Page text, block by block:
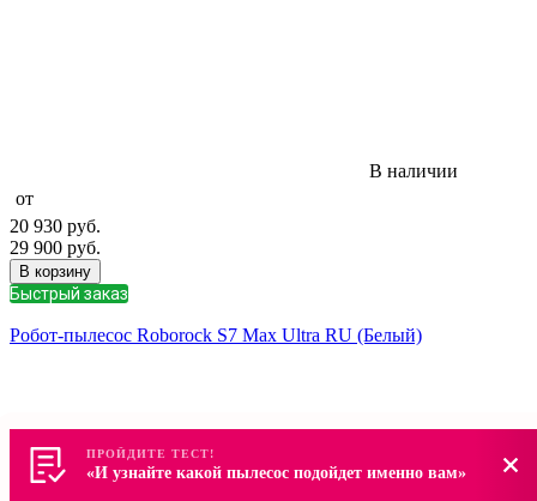
В наличии
от
20 930 руб.
29 900 руб.
В корзину
Быстрый заказ
Робот-пылесос Roborock S7 Max Ultra RU (Белый)
ПРОЙДИТЕ ТЕСТ!
«И узнайте какой пылесос подойдет именно вам»
ПРОЙДИТЕ ТЕСТ!
«И узнайте какой пылесос подойдет именно вам»